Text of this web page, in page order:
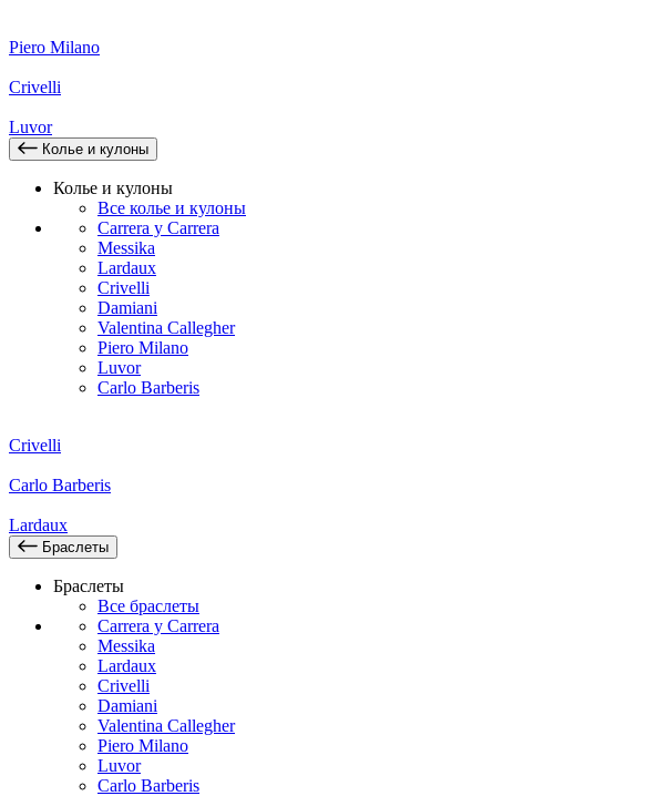
Piero Milano
Crivelli
Luvor
Колье и кулоны
Колье и кулоны
Все колье и кулоны
Carrera y Carrera
Messika
Lardaux
Crivelli
Damiani
Valentina Callegher
Piero Milano
Luvor
Carlo Barberis
Crivelli
Carlo Barberis
Lardaux
Браслеты
Браслеты
Все браслеты
Carrera y Carrera
Messika
Lardaux
Crivelli
Damiani
Valentina Callegher
Piero Milano
Luvor
Carlo Barberis